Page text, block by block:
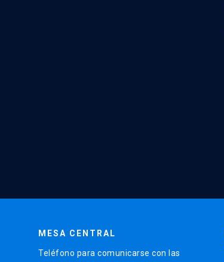
MESA CENTRAL
Teléfono para comunicarse con las